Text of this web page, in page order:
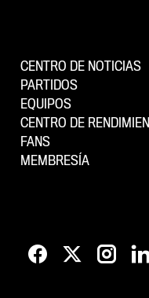
CENTRO DE NOTICIAS
PARTIDOS
EQUIPOS
CENTRO DE
FANS
MEMBRESÍA